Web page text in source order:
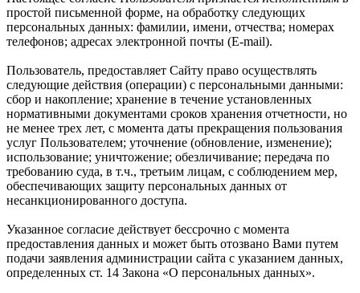
простой письменной форме, на обработку следующих
персональных данных: фамилии, имени, отчества; номерах
телефонов; адресах электронной почты (E-mail).
Пользователь, предоставляет Cайту право осуществлять
следующие действия (операции) с персональными данными:
сбор и накопление; хранение в течение установленных
нормативными документами сроков хранения отчетности, но
не менее трех лет, с момента даты прекращения пользования
услуг Пользователем; уточнение (обновление, изменение);
использование; уничтожение; обезличивание; передача по
требованию суда, в т.ч., третьим лицам, с соблюдением мер,
обеспечивающих защиту персональных данных от
несанкционированного доступа.
Указанное согласие действует бессрочно с момента
предоставления данных и может быть отозвано Вами путем
подачи заявления администрации сайта с указанием данных,
определенных ст. 14 Закона «О персональных данных».